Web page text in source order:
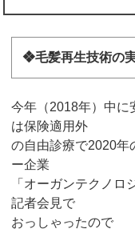
❖毛髪再生技術の
今年（2018年）中に
は保険適用外
の自由診療で2020年
ー企業
「オーガンテクノ
記者会見で
おっしゃったので